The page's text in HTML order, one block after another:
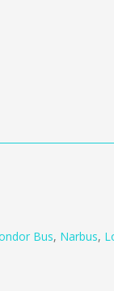
Bus, Narbus,